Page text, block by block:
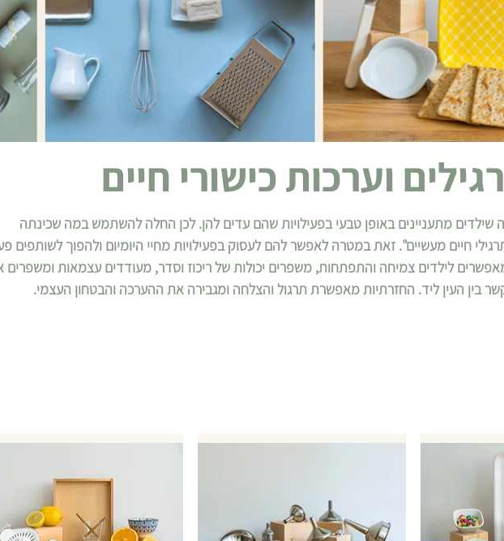
וערכות כישורי חיים
שילדים מתעניינים באופן טבעי בפעילויות שהם עדים להן. לכן החלה להשתמש במה שכינתה
חיים מעשיים". זאת במטרה לאפשר להם לעסוק בפעילויות מחיי היומיום ולהפוך לשותפים
לילדים צמיחה והתפתחות, משפרים יכולות של ריכוז וסדר, מעודדים עצמאות ומשפרים
בין העין ליד. החזרתיות מאפשרת תרגול והצלחה ומגבירה את ההערכה והבטחון העצמי.